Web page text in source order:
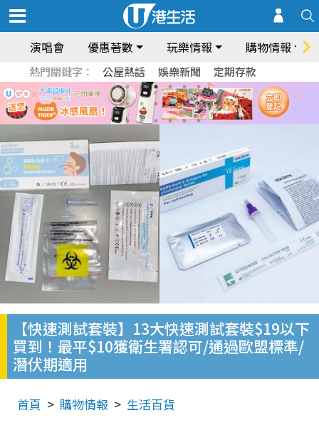
演唱會 優惠著數 玩樂情報 購物情報
熱門關鍵字： 公屋熱話 娛樂新聞 定期存款
【快速測試套裝】13大快速測試套裝$19以下
買到！最平$10獲衛生署認可/通過歐盟標準/
潛伏期適用
首頁 購物情報 生活百貨